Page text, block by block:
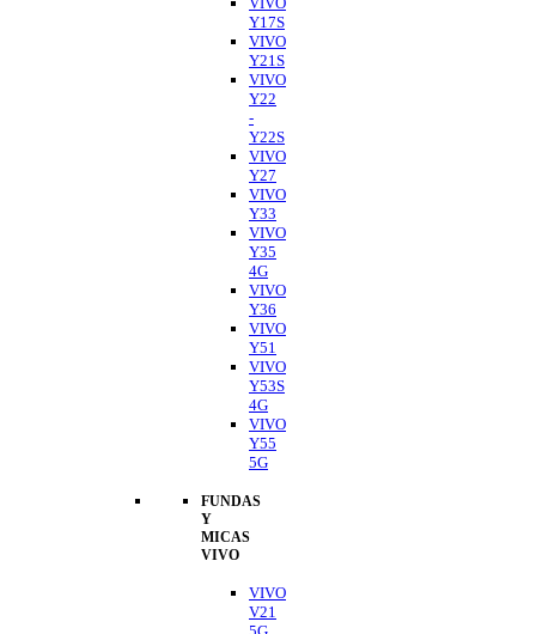
Y17S
VIVO
Y21S
VIVO
Y22
-
Y22S
VIVO
Y27
VIVO
Y33
VIVO
Y35
4G
VIVO
Y36
VIVO
Y51
VIVO
Y53S
4G
VIVO
Y55
5G
FUNDAS
Y
MICAS
VIVO
VIVO
V21